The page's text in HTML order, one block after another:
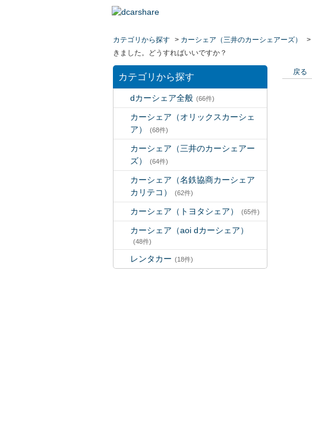
カテゴリから探す > カーシェア（三井のカーシェアーズ） >
きました。どうすればいいですか？
カテゴリから探す
dカーシェア全般 (66件)
カーシェア（オリックスカーシェ
ア）
(68件)
カーシェア（三井のカーシェアー
ズ）
(64件)
カーシェア（名鉄協商カーシェア
カリテコ）
(62件)
カーシェア（トヨタシェア） (65件)
カーシェア（aoi dカーシェア）
(48件)
レンタカー (18件)
戻る